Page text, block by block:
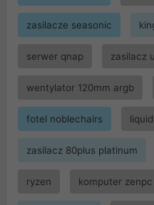
zasilacze seasonic
serwer qnap zasilacz
wentylator 120mm argb
fotel noblechairs
zasilacz 80plus platinum
ryzen komputer zenpc